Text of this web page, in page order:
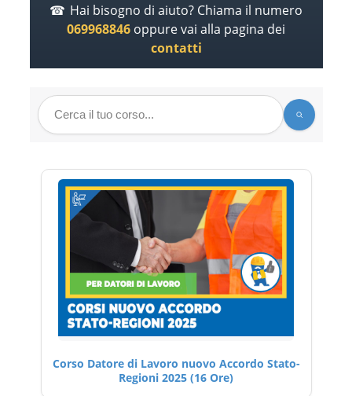
Hai bisogno di aiuto? Chiama il numero
069968846 oppure vai alla pagina dei
contatti
Corso Datore di Lavoro nuovo Accordo Stato-
Regioni 2025 (16 Ore)